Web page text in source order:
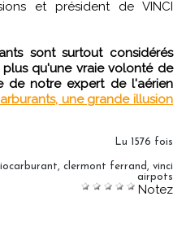
et président de VINCI
sont surtout considérés
qu'une vraie volonté de
de notre expert de l'aérien
une grande illusion
Lu 1576 fois
, clermont ferrand, vinci
airpots
Notez